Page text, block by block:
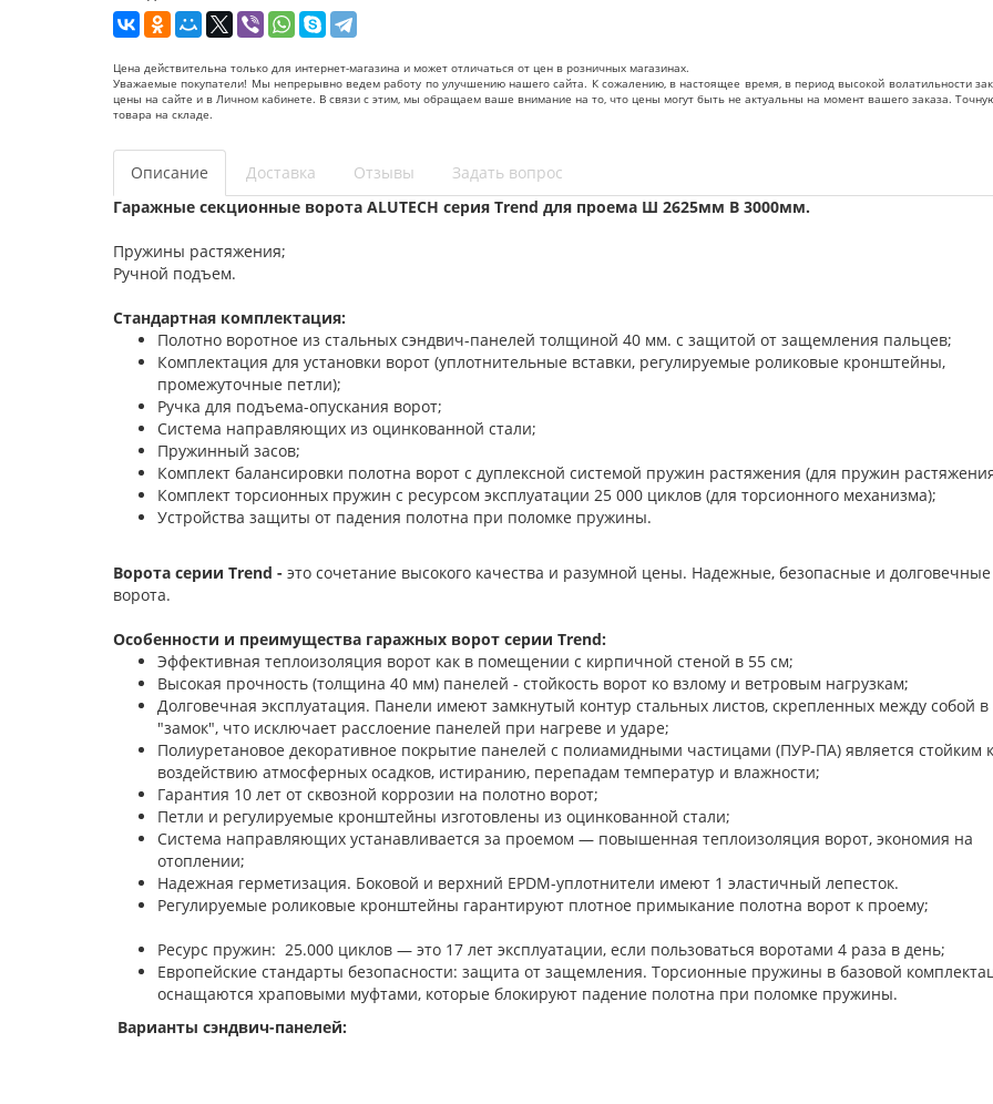
Цена действительна только для интернет-магазина и может отличаться от цен в розничных магазинах.
Уважаемые покупатели! Мы непрерывно ведем работу по улучшению нашего сайта. К сожалению, в настоящее время, в период высокой волатильности
цены на сайте и в Личном кабинете. В связи с этим, мы обращаем ваше внимание на то, что цены могут быть не актуальны на момент вашего заказа.
товара на складе.
Описание Доставка Отзывы
Задать вопрос
Гаражные секционные ворота ALUTECH серия Trend для проема Ш 2625мм В 3000мм.
Пружины растяжения;
Ручной подъем.
Стандартная комплектация:
Полотно воротное из стальных сэндвич-панелей толщиной 40 мм. с защитой от защемления пальцев;
Комплектация для установки ворот (уплотнительные вставки, регулируемые роликовые кронштейны,
промежуточные петли);
Ручка для подъема-опускания ворот;
Система направляющих из оцинкованной стали;
Пружинный засов;
Комплект балансировки полотна ворот с дуплексной системой пружин растяжения (для пружин
Комплект торсионных пружин с ресурсом эксплуатации 25 000 циклов (для торсионного механизма);
Устройства защиты от падения полотна при поломке пружины.
Ворота серии Trend - это сочетание высокого качества и разумной цены. Надежные, безопасные и долговечные
ворота.
Особенности и преимущества гаражных ворот серии Trend:
Эффективная теплоизоляция ворот как в помещении с кирпичной стеной в 55 см;
Высокая прочность (толщина 40 мм) панелей - стойкость ворот ко взлому и ветровым нагрузкам;
Долговечная эксплуатация. Панели имеют замкнутый контур стальных листов, скрепленных между собой в
"замок", что исключает расслоение панелей при нагреве и ударе;
Полиуретановое декоративное покрытие панелей с полиамидными частицами (ПУР-ПА) является стойким к
воздействию атмосферных осадков, истиранию, перепадам температур и влажности;
Гарантия 10 лет от сквозной коррозии на полотно ворот;
Петли и регулируемые кронштейны изготовлены из оцинкованной стали;
Система направляющих устанавливается за проемом — повышенная теплоизоляция ворот, экономия на
отоплении;
Надежная герметизация. Боковой и верхний EPDM-уплотнители имеют 1 эластичный лепесток.
Регулируемые роликовые кронштейны гарантируют плотное примыкание полотна ворот к
Ресурс пружин: 25.000 циклов — это 17 лет эксплуатации, если пользоваться воротами 4 раза в день;
Европейские стандарты безопасности: защита от защемления. Торсионные пружины в базовой
оснащаются храповыми муфтами, которые блокируют падение полотна при поломке пружины.
Варианты сэндвич-панелей: